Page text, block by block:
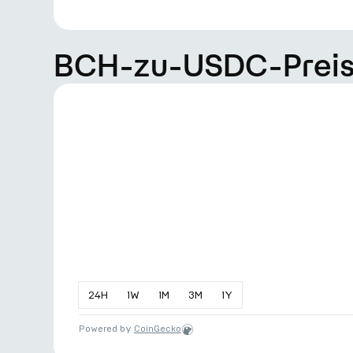
BCH-zu-USDC-
24H 1W 1M 3M 1Y
Powered by CoinGecko